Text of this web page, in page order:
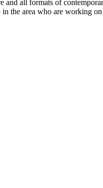
all formats of
the area who are working